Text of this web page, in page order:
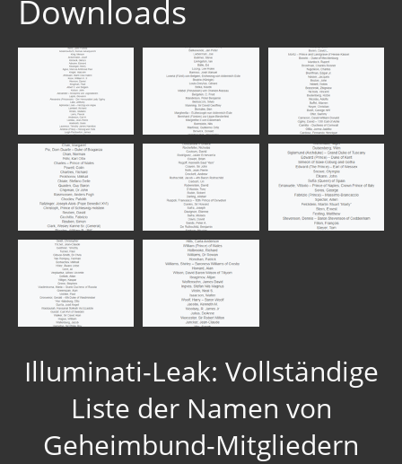
Downloads
Illuminati-Leak: Vollständige
Liste der Namen von
Geheimbund-Mitgliedern